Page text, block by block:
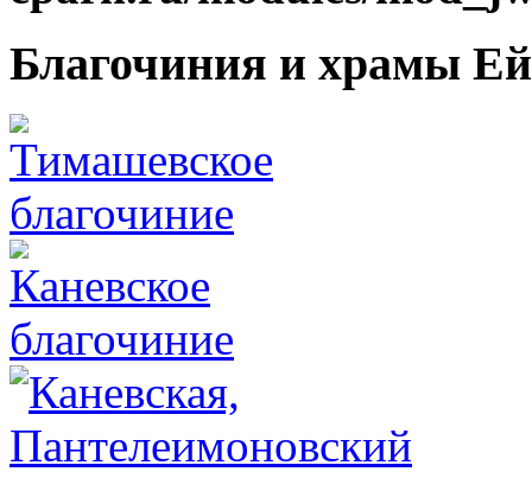
Благочиния и храмы